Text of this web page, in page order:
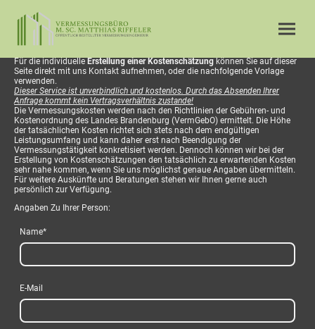
Für die individuelleErstellung einer Kostenschätzungkönnen Sie auf dieser
Seite direkt mit uns Kontakt aufnehmen, oder die nachfolgende Vorlage
verwenden.
Dieser Service ist unverbindlich und kostenlos. Durch das Absenden Ihrer
Anfrage kommt kein Vertragsverhältnis zustande!
Die Vermessungskosten werden nach den Richtlinien der Gebühren- und
Kostenordnung des Landes Brandenburg (VermGebO) ermittelt. Die Höhe
der tatsächlichen Kosten richtet sich stets nach dem endgültigen
Leistungsumfang und kann daher erst nach Beendigung der
Vermessungstätigkeit konkretisiert werden. Dennoch können wir bei der
Erstellung von Kostenschätzungen den tatsächlich zu erwartenden Kosten
sehr nahe kommen, wenn Sie uns möglichst genaue Angaben übermitteln.
Für weitere Auskünfte und Beratungen stehen wir Ihnen gerne auch
persönlich zur Verfügung.
Angaben Zu Ihrer Person:
Name*
E-Mail